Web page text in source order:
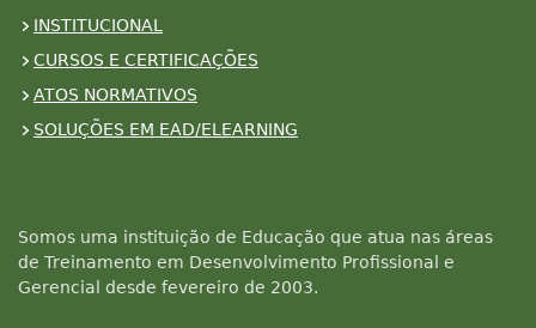
INSTITUCIONAL
CURSOS E CERTIFICAÇÕES
ATOS NORMATIVOS
SOLUÇÕES EM EAD/ELEARNING
Somos uma instituição de Educação que atua nas áreas
de Treinamento em Desenvolvimento Profissional e
Gerencial desde fevereiro de 2003.